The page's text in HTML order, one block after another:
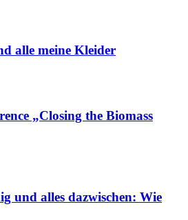
alle meine Kleider
„Closing the Biomass
und alles dazwischen: Wie